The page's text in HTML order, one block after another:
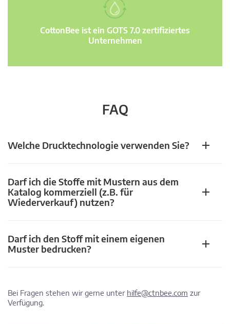
CottonBee ist ein GOTS 7.0 zertifiziertes
Unternehmen
FAQ
Welche Drucktechnologie verwenden Sie?
Darf ich die Stoffe mit Mustern aus dem
Katalog kommerziell (z.B. für
Wiederverkauf) nutzen?
Darf ich den Stoff mit einem eigenen
Muster bedrucken?
Bei Fragen stehen wir gerne unter hilfe@ctnbee.com zur
Verfügung.